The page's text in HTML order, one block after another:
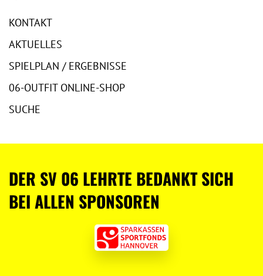
KONTAKT
AKTUELLES
SPIELPLAN / ERGEBNISSE
06-OUTFIT ONLINE-SHOP
SUCHE
DER SV 06 LEHRTE BEDANKT SICH
BEI ALLEN SPONSOREN